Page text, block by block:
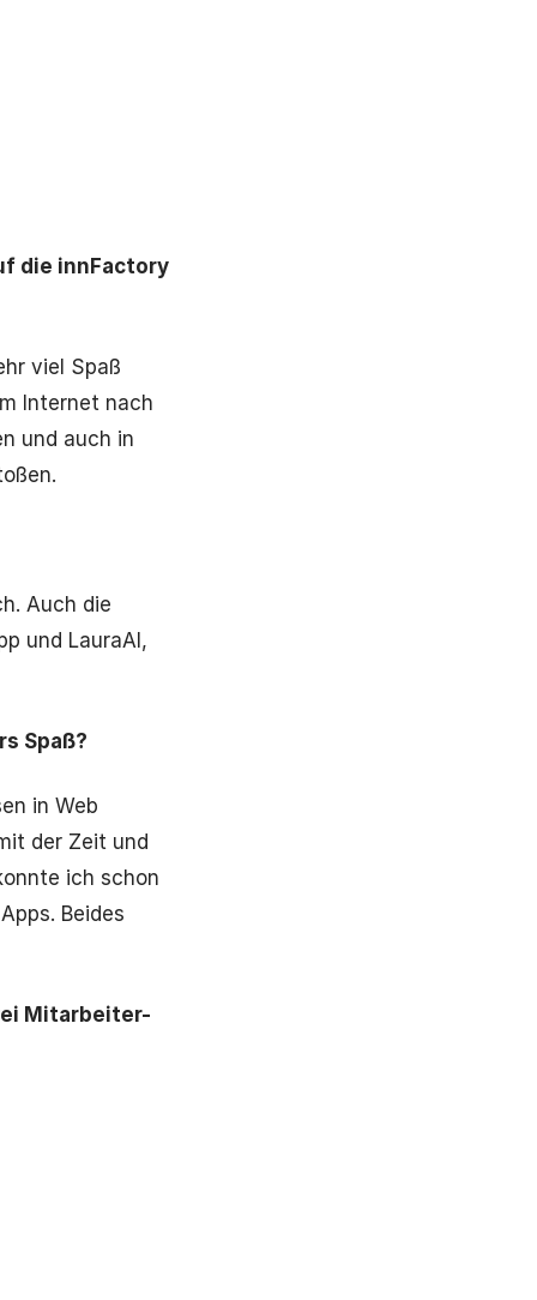
die innFactory
viel Spaß
Internet nach
und auch in
Auch die
und LauraAI,
Spaß?
in Web
der Zeit und
ich schon
Beides
Mitarbeiter-